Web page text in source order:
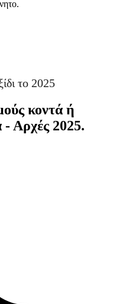
το 2025
κοντά ή
Αρχές 2025.